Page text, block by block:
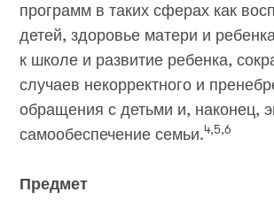
программ в таких сферах как
детей, здоровье матери и
к школе и развитие ребенка,
случаев некорректного и
обращения с детьми и, наконец,
самообеспечение семьи.4,5,6
Предмет